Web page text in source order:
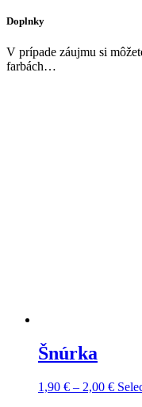
Doplnky
V prípade záujmu si
farbách…
Šnúrka
1,90 € – 2,00 €Price